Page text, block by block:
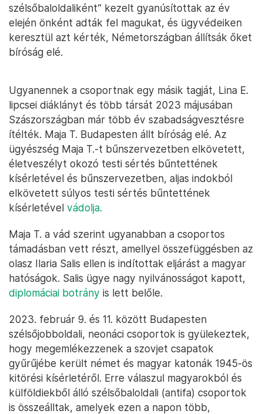
szélsőbaloldaliként” kezelt gyanúsítottak az év
elején önként adták fel magukat, és ügyvédeiken
keresztül azt kérték, Németországban állítsák őket
bíróság elé.
Ugyanennek a csoportnak egy másik tagját, Lina E.
lipcsei diáklányt és több társát 2023 májusában
Szászországban már több év szabadságvesztésre
ítélték. Maja T. Budapesten állt bíróság elé. Az
ügyészség Maja T.-t bűnszervezetben elkövetett,
életveszélyt okozó testi sértés bűntettének
kísérletével és bűnszervezetben, aljas indokból
elkövetett súlyos testi sértés bűntettének
kísérletével vádolja.
Maja T. a vád szerint ugyanabban a csoportos
támadásban vett részt, amellyel összefüggésben az
olasz Ilaria Salis ellen is indítottak eljárást a magyar
hatóságok. Salis ügye nagy nyilvánosságot kapott,
diplomáciai botrány is lett belőle.
2023. február 9. és 11. között Budapesten
szélsőjobboldali, neonáci csoportok is gyülekeztek,
hogy megemlékezzenek a szovjet csapatok
gyűrűjébe került német és magyar katonák 1945-ös
kitörési kísérletéről. Erre válaszul magyarokból és
külföldiekből álló szélsőbaloldali (antifa) csoportok
is összeálltak, amelyek ezen a napon több,